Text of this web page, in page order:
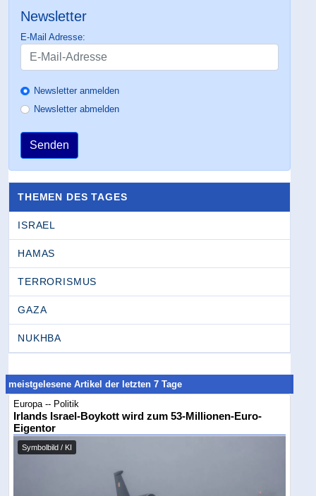
Newsletter
E-Mail Adresse:
Newsletter anmelden
Newsletter abmelden
Senden
THEMEN DES TAGES
ISRAEL
HAMAS
TERRORISMUS
GAZA
NUKHBA
meistgelesene Artikel der letzten 7 Tage
Europa -- Politik
Irlands Israel-Boykott wird zum 53-Millionen-Euro-
Eigentor
Symbolbild / KI